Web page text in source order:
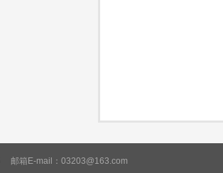
邮箱E-mail：03203@163.com